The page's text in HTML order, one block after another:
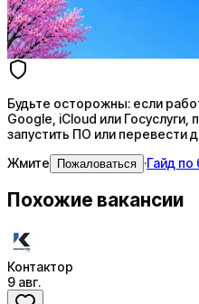
Будьте осторожны: если
Google, iCloud или Госуслуги,
запустить ПО или перевести
Жмите
Пожаловаться ·Гайд по
Похожие вакансии
Контактор
9 авг.